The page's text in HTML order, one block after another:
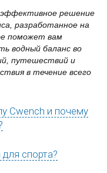
решение
разработанное на
поможет вам
водный баланс во
путешествий и
в течение всего
Cwench и почему
спорта?